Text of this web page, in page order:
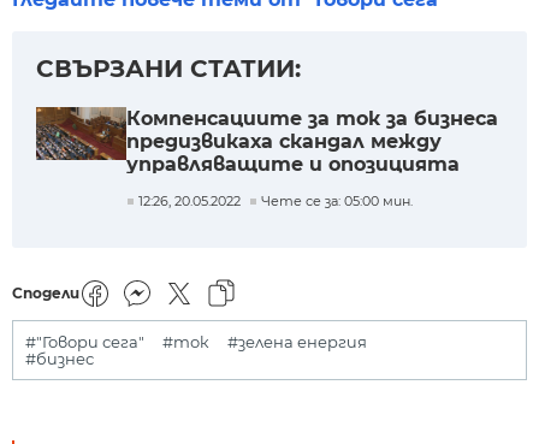
СВЪРЗАНИ СТАТИИ:
Компенсациите за ток за бизнеса
предизвикаха скандал между
управляващите и опозицията
12:26, 20.05.2022 Чете се за: 05:00 мин.
Сподели
#"Говори сега" #ток
#зелена енергия
#бизнес